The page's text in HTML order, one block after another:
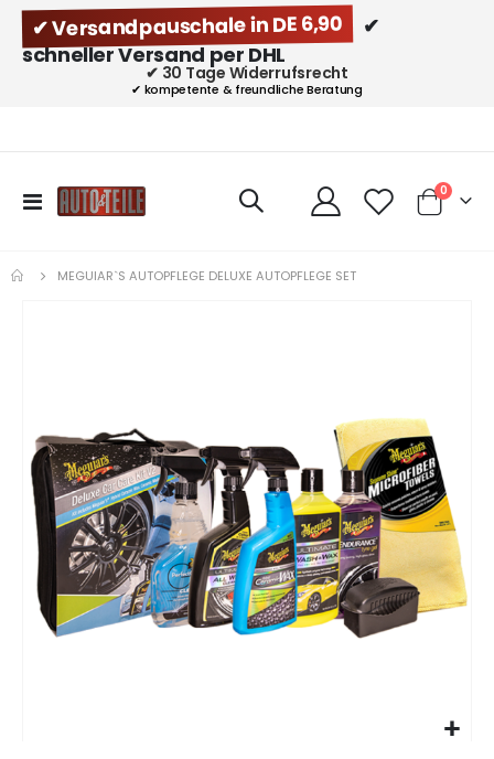
✔ Versandpauschale in DE 6,90
✔
schneller Versand per DHL
✔ 30 Tage Widerrufsrecht
✔ kompetente & freundliche Beratung
Navigation
umschalten
Cart
0Artikel
MEGUIAR`S AUTOPFLEGE DELUXE AUTOPFLEGE SET